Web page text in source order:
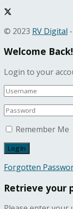
© 2023 RV Digital
Welcome Back!
Login to your
Remember Me
Forgotten
Retrieve your